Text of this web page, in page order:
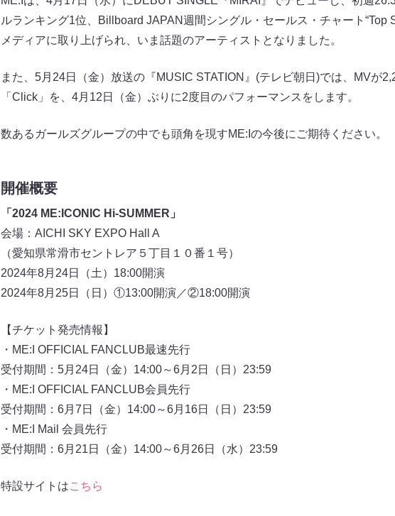
ルランキング1位、Billboard JAPAN週間シングル・セールス・チャート“Top
メディアに取り上げられ、いま話題のアーティストとなりました。
また、5月24日（金）放送の『MUSIC STATION』(テレビ朝日)では、MVが
「Click」を、4月12日（金）ぶりに2度目のパフォーマンスをします。
数あるガールズグループの中でも頭角を現すME:Iの今後にご期待ください。
開催概要
「2024 ME:ICONIC Hi-SUMMER」
会場：AICHI SKY EXPO Hall A
（愛知県常滑市セントレア５丁目１０番１号）
2024年8月24日（土）18:00開演
2024年8月25日（日）①13:00開演／②18:00開演
【チケット発売情報】
・ME:I OFFICIAL FANCLUB最速先行
受付期間：5月24日（金）14:00～6月2日（日）23:59
・ME:I OFFICIAL FANCLUB会員先行
受付期間：6月7日（金）14:00～6月16日（日）23:59
・ME:I Mail 会員先行
受付期間：6月21日（金）14:00～6月26日（水）23:59
特設サイトはこちら